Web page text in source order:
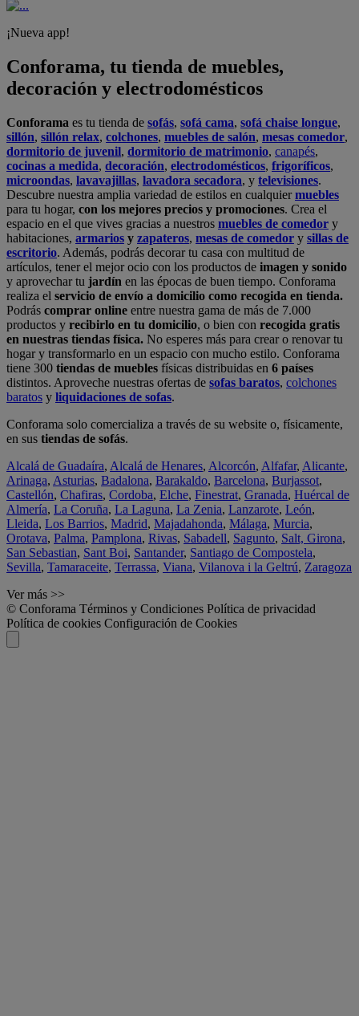
¡Nueva app!
Conforama, tu tienda de muebles,
decoración y electrodomésticos
Conforama es tu tienda de sofás, sofá cama, sofá chaise longue,
sillón, sillón relax, colchones, muebles de salón, mesas comedor,
dormitorio de juvenil, dormitorio de matrimonio, canapés,
cocinas a medida, decoración, electrodomésticos, frigoríficos,
microondas, lavavajillas, lavadora secadora, y televisiones.
Descubre nuestra amplia variedad de estilos en cualquiermuebles
para tu hogar, con los mejores precios y promociones. Crea el
espacio en el que vives gracias a nuestros muebles de comedor y
habitaciones, armarios y zapateros, mesas de comedor y sillas de
escritorio. Además, podrás decorar tu casa con multitud de
artículos, tener el mejor ocio con los productos de imagen y sonido
y aprovechar tu jardín en las épocas de buen tiempo. Conforama
realiza el servicio de envío a domicilio como recogida en tienda.
Podrás comprar online entre nuestra gama de más de 7.000
productos y recibirlo en tu domicilio, o bien con recogida gratis
en nuestras tiendas física. No esperes más para crear o renovar tu
hogar y transformarlo en un espacio con mucho estilo. Conforama
tiene 300 tiendas de muebles físicas distribuidas en 6 países
distintos. Aproveche nuestras ofertas de sofas baratos, colchones
baratos y liquidaciones de sofas.
Conforama solo comercializa a través de su website o, físicamente,
en sus tiendas de sofás.
Alcalá de Guadaíra, Alcalá de Henares, Alcorcón, Alfafar, Alicante,
Arinaga, Asturias, Badalona, Barakaldo, Barcelona, Burjassot,
Castellón, Chafiras, Cordoba, Elche, Finestrat, Granada, Huércal de
Almería, La Coruña, La Laguna, La Zenia, Lanzarote, León,
Lleida, Los Barrios, Madrid, Majadahonda, Málaga, Murcia,
Orotava, Palma, Pamplona, Rivas, Sabadell, Sagunto, Salt, Girona,
San Sebastian, Sant Boi, Santander, Santiago de Compostela,
Sevilla, Tamaraceite, Terrassa, Viana, Vilanova i la Geltrú, Zaragoza
Ver más >>
© Conforama Términos y Condiciones Política de privacidad
Política de cookies Configuración de Cookies